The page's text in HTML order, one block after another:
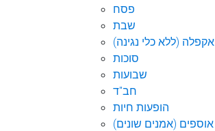
פסח
שבת
אקפלה (ללא כלי נגינה)
סוכות
שבועות
חב"ד
הופעות חיות
אוספים (אמנים שונים)